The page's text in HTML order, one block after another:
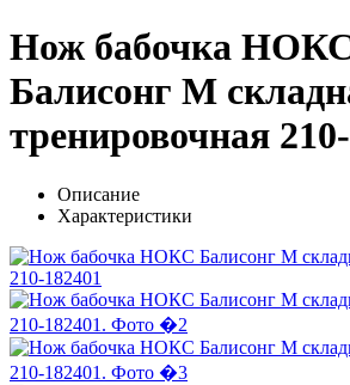
Нож бабочка
Балисонг М
тренировочная
Описание
Характеристики